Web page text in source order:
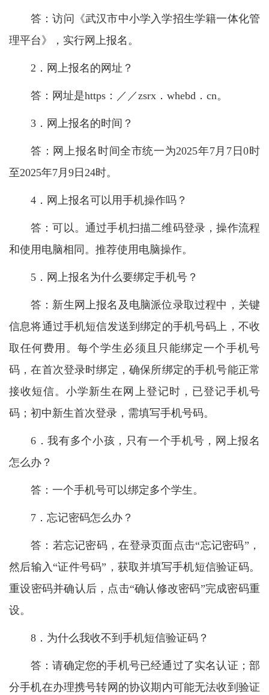
答：访问《武汉市中小学入学招生学籍一体化管
理平台》，实行网上报名。
2．网上报名的网址？
答：网址是https：／／zsrx．whebd．cn。
3．网上报名的时间？
答：网上报名时间全市统一为2025年7月7日0时
至2025年7月9日24时。
4．网上报名可以用手机操作吗？
答：可以。通过手机扫描二维码登录，操作流程
和使用电脑相同。推荐使用电脑操作。
5．网上报名为什么要绑定手机号？
答：新生网上报名及电脑派位录取过程中，关键
信息将通过手机短信发送到绑定的手机号码上，不收
取任何费用。每个学生必须且只能绑定一个手机号
码，在首次登录时绑定，确保所绑定的手机号能正常
接收短信。小学新生在网上登记时，已登记手机号
码；初中新生首次登录，需填写手机号码。
6．我有多个小孩，只有一个手机号，网上报名
怎么办？
答：一个手机号可以绑定多个学生。
7．忘记密码怎么办？
答：若忘记密码，在登录页面点击“忘记密码”，
然后输入“证件号码”，获取并填写手机短信验证码。
重设密码并确认后，点击“确认修改密码”完成密码重
设。
8．为什么我收不到手机短信验证码？
答：请确定您的手机号已经通过了实名认证；部
分手机在办理携号转网的协议期内可能无法收到验证